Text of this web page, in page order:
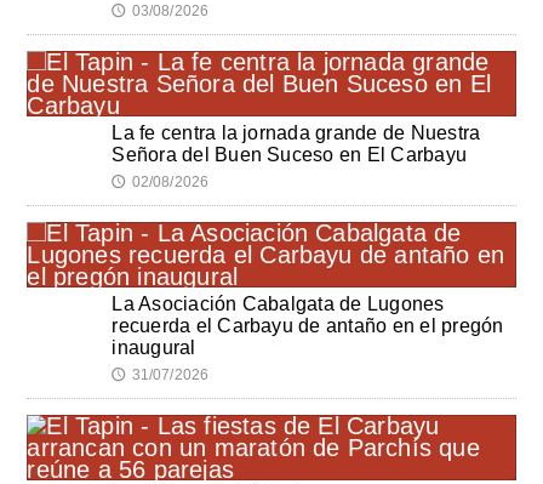
🕔 03/08/2026
La fe centra la jornada grande de Nuestra
Señora del Buen Suceso en El Carbayu
🕔 02/08/2026
La Asociación Cabalgata de Lugones
recuerda el Carbayu de antaño en el pregón
inaugural
🕔 31/07/2026